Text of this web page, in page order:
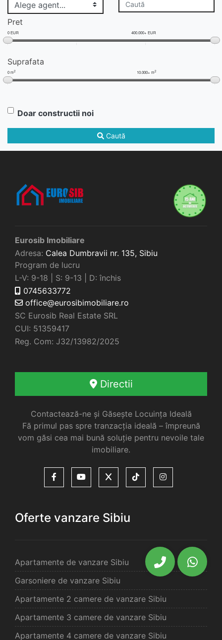
Pret
0 EUR 400.000+ EUR
Suprafata
0 m2 10.000+ m2
Doar constructii noi
Caută
Eurosib Imobiliare
Adresa: Calea Dumbravii nr. 135, Sibiu
Program de lucru
L-V: 9-18 | S: 9-13 | D: închis
0745633772
office@eurosibimobiliare.ro
SC Eurosib Real Estate SRL
CUI: 51359417
Reg. Com: J32/13982/2025
Directii
Contactează-ne și Găsește Locuința Ideală
Fă primul pas spre tranzacția ideală – împreună
vom găsi cea mai bună soluție pentru nevoile tale
imobiliare.
Oferte vanzare Sibiu
Apartamente de vanzare Sibiu
Garsoniere de vanzare Sibiu
Apartamente 2 camere de vanzare Sibiu
Apartamente 3 camere de vanzare Sibiu
Apartamente 4 camere de vanzare Sibiu